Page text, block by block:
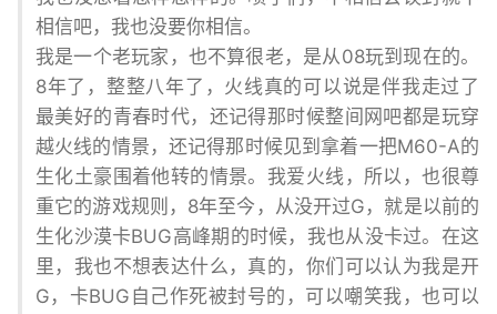
相信吧，我也没要你相信。
我是一个老玩家，也不算很老，是从08玩到现在的。
8年了，整整八年了，火线真的可以说是伴我走过了
最美好的青春时代，还记得那时候整间网吧都是玩穿
越火线的情景，还记得那时候见到拿着一把M60-A的
生化土豪围着他转的情景。我爱火线，所以，也很尊
重它的游戏规则，8年至今，从没开过G，就是以前的
生化沙漠卡BUG高峰期的时候，我也从没卡过。在这
里，我也不想表达什么，真的，你们可以认为我是开
G，卡BUG自己作死被封号的，可以嘲笑我，也可以